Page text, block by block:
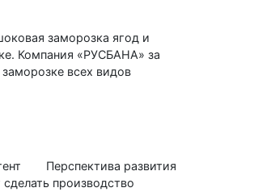
заморозка ягод и
Компания «РУСБАНА» за
всех видов
Перспектива развития
производство